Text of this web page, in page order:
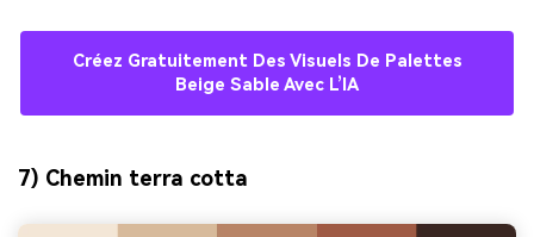
Créez Gratuitement Des Visuels De Palettes
Beige Sable Avec L’IA
7) Chemin terra cotta